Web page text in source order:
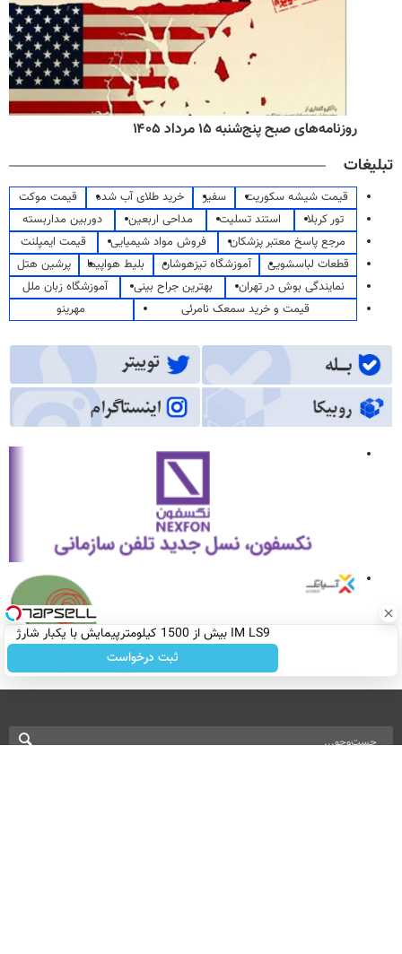
روزنامه‌های صبح پنج‌شنبه ۱۵ مرداد ۱۴۰۵
تبلیغات
قیمت شیشه سکوریت سفیر خرید طلای آب شده
قیمت موکت
تور کربلا
استند تسلیت مداحی اربعین
دوربین مداربسته
مرجع پاسخ معتبر پزشکان
فروش مواد شیمیایی
قیمت ایمپلنت
قطعات لباسشویی
آموزشگاه تیزهوشان بلیط هواپیما
پرشین هتل
نمایندگی بوش در تهران
بهترین جراح بینی
آموزشگاه زبان ملل
قیمت و خرید سمعک نامرئی
مهرینو
IM LS9 بیش از 1500 کیلومترپیمایش با یکبار شارژ
ثبت درخواست